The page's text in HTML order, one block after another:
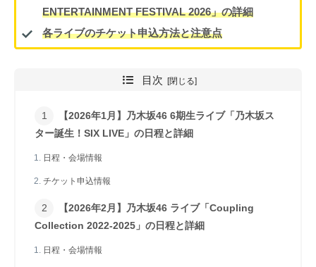
ENTERTAINMENT FESTIVAL 2026」の詳細
各ライブのチケット申込方法と注意点
目次
【2026年1月】乃木坂46 6期生ライブ「乃木坂ス
ター誕生！SIX LIVE」の日程と詳細
日程・会場情報
チケット申込情報
【2026年2月】乃木坂46 ライブ「Coupling
Collection 2022-2025」の日程と詳細
日程・会場情報